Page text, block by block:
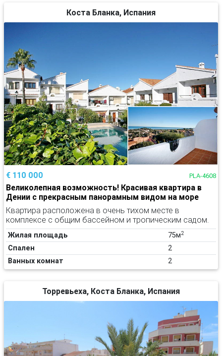
Коста Бланка, Испания
€ 110 000 PLA-4608
Великолепная возможность! Красивая квартира в
Дении с прекрасным панорамным видом на море
Квартира расположена в очень тихом месте в
комплексе с общим бассейном и тропическим садом.
Жилая площадь 75м2
Спален
2
Ванных комнат
2
Торревьеха, Коста Бланка, Испания